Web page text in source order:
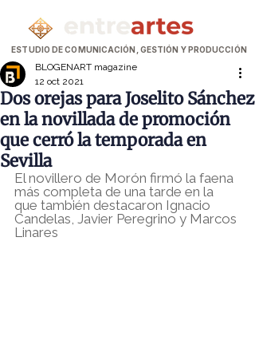
ESTUDIO DE COMUNICACIÓN, GESTIÓN Y PRODUCCIÓN
Dos orejas para Joselito Sánchez
en la novillada de promoción
que cerró la temporada en
Sevilla
BLOGENART magazine
12 oct 2021
El novillero de Morón firmó la faena
más completa de una tarde en la
que también destacaron Ignacio
Candelas, Javier Peregrino y Marcos
Linares